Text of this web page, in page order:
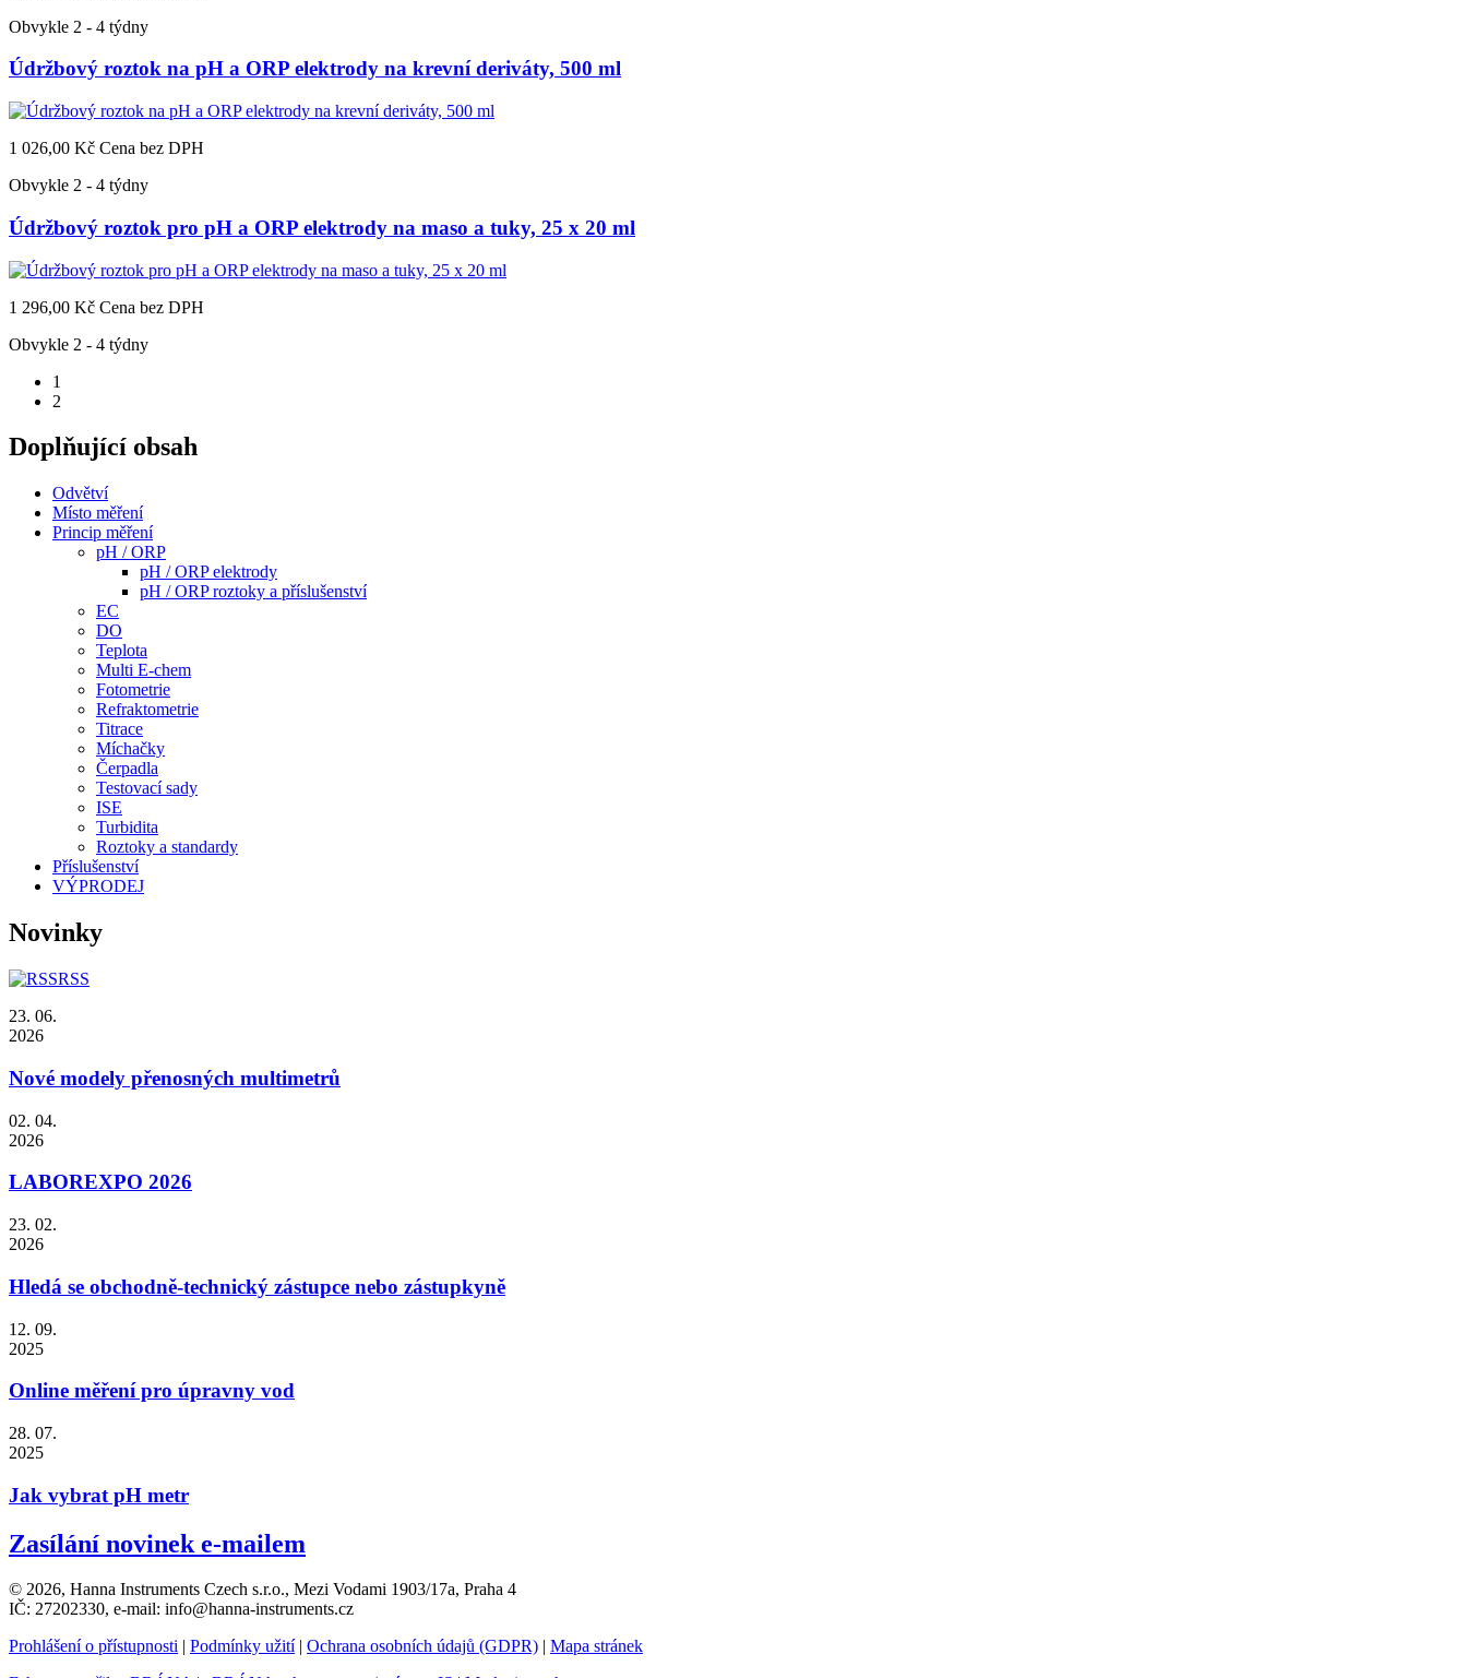
Obvykle 2 - 4 týdny
Údržbový roztok na pH a ORP elektrody na krevní deriváty, 500 ml
1 026,00 Kč Cena bez DPH
Obvykle 2 - 4 týdny
Údržbový roztok pro pH a ORP elektrody na maso a tuky, 25 x 20 ml
1 296,00 Kč Cena bez DPH
Obvykle 2 - 4 týdny
1
2
Doplňující obsah
Odvětví
Místo měření
Princip měření
pH / ORP
pH / ORP elektrody
pH / ORP roztoky a příslušenství
EC
DO
Teplota
Multi E-chem
Fotometrie
Refraktometrie
Titrace
Míchačky
Čerpadla
Testovací sady
ISE
Turbidita
Roztoky a standardy
Příslušenství
VÝPRODEJ
Novinky
RSS
23. 06.
2026
Nové modely přenosných multimetrů
02. 04.
2026
LABOREXPO 2026
23. 02.
2026
Hledá se obchodně-technický zástupce nebo zástupkyně
12. 09.
2025
Online měření pro úpravny vod
28. 07.
2025
Jak vybrat pH metr
Zasílání novinek e-mailem
© 2026, Hanna Instruments Czech s.r.o., Mezi Vodami 1903/17a, Praha 4
IČ: 27202330, e-mail: info@hanna-instruments.cz
Prohlášení o přístupnosti
Podmínky užití Ochrana osobních údajů (GDPR)
Mapa stránek